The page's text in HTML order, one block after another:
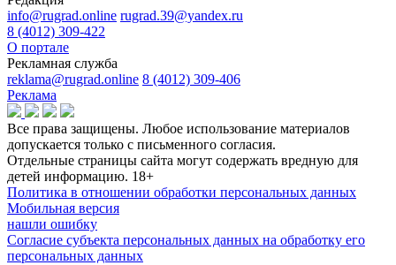
info@rugrad.online rugrad.39@yandex.ru
8 (4012) 309-422
О портале
Рекламная служба
reklama@rugrad.online 8 (4012) 309-406
Реклама
Все права защищены. Любое использование материалов
допускается только с письменного согласия.
Отдельные страницы сайта могут содержать вредную для
детей информацию. 18+
Политика в отношении обработки персональных данных
Мобильная версия
нашли ошибку
Согласие субъекта персональных данных на обработку его
персональных данных